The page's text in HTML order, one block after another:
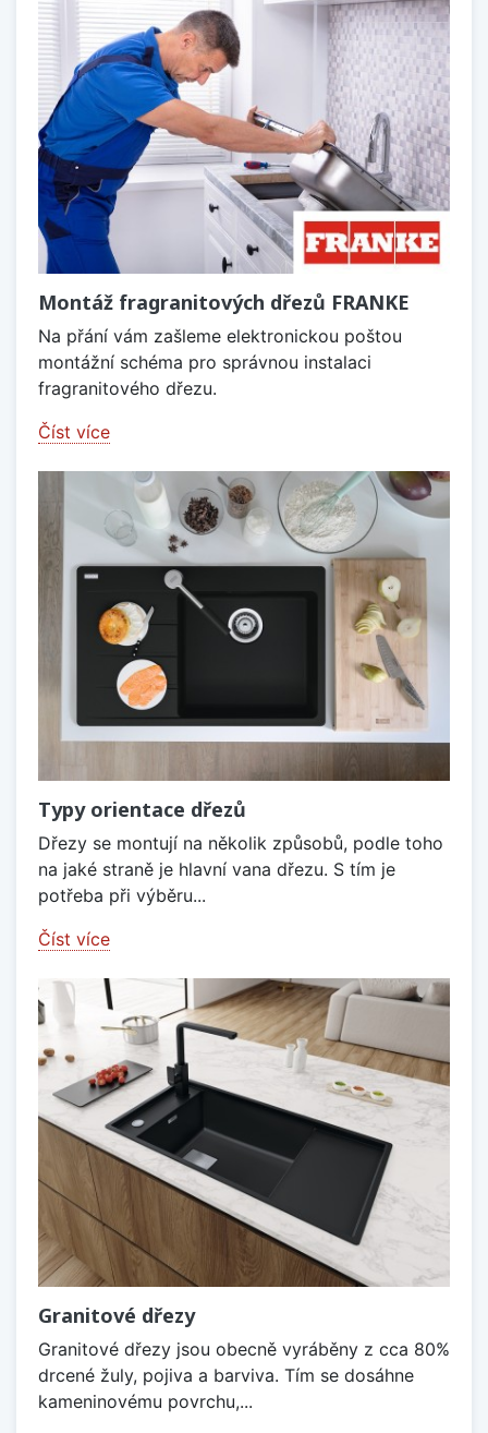
Montáž fragranitových dřezů FRANKE
Na přání vám zašleme elektronickou poštou
montážní schéma pro správnou instalaci
fragranitového dřezu.
Číst více
Typy orientace dřezů
Dřezy se montují na několik způsobů, podle toho
na jaké straně je hlavní vana dřezu. S tím je
potřeba při výběru...
Číst více
Granitové dřezy
Granitové dřezy jsou obecně vyráběny z cca 80%
drcené žuly, pojiva a barviva. Tím se dosáhne
kameninovému povrchu,...